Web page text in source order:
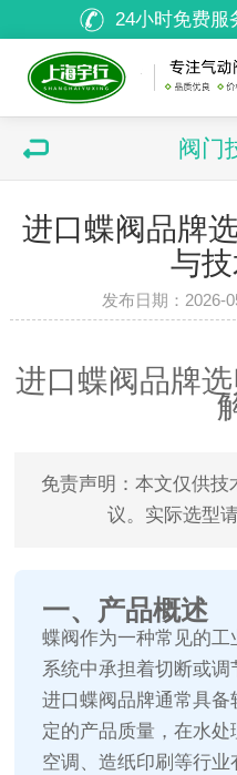
24小时免费服
阀门
进口蝶阀品牌
与
发布日期：2026-
进口蝶阀品牌
免责声明：本文仅供
议。实际选型
一、产品概述
蝶阀作为一种常见的
系统中承担着切断或调
进口蝶阀品牌通常具
定的产品质量，在水
空调、造纸印刷等行业